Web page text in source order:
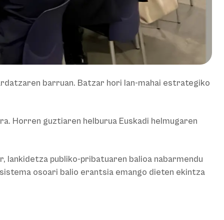
barruan. Batzar hori lan-mahai estrategiko
Horren guztiaren helburua Euskadi helmugaren
publiko-pribatuaren balioa nabarmendu
osoari balio erantsia emango dieten ekintza